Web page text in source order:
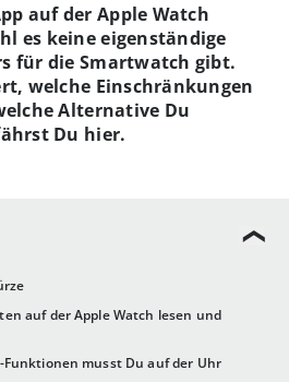
auf der Apple Watch lesen und
Funktionen musst Du auf der Uhr
auf der Apple Watch
es keine eigenständige
für die Smartwatch gibt.
welche Einschränkungen
Alternative Du
Du hier.